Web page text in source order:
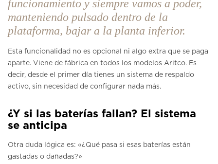
funcionamiento y siempre vamos a poder,
manteniendo pulsado dentro de la
plataforma, bajar a la planta inferior.
Esta funcionalidad no es opcional ni algo extra que se paga
aparte. Viene de fábrica en todos los modelos Aritco. Es
decir, desde el primer día tienes un sistema de respaldo
activo, sin necesidad de configurar nada más.
¿Y si las baterías fallan? El sistema
se anticipa
Otra duda lógica es: «¿Qué pasa si esas baterías están
gastadas o dañadas?»